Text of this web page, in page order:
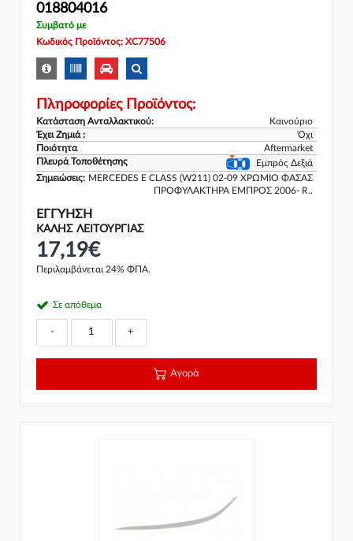
018804016
Συμβατό με
Κωδικός Προϊόντος: XC77506
Πληροφορίες Προϊόντος:
Κατάσταση Ανταλλακτικού:
Καινούριο
Έχει Ζημιά :
Όχι
Ποιότητα
Aftermarket
Πλευρά Τοποθέτησης
Εμπρός Δεξιά
Σημειώσεις: MERCEDES E CLASS (W211) 02-09 ΧΡΩΜΙΟ ΦΑΣΑΣ
ΠΡΟΦΥΛΑΚΤΗΡΑ ΕΜΠΡΟΣ 2006- R..
ΕΓΓΎΗΣΗ
ΚΑΛΗΣ ΛΕΙΤΟΥΡΓΙΑΣ
17,19€
Περιλαμβάνεται 24% ΦΠΑ.
Σε απόθεμα
- +
Αγορά